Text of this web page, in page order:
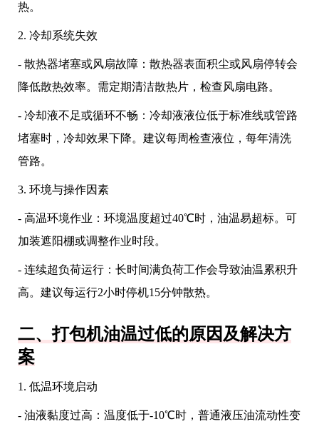
热。
2. 冷却系统失效
- 散热器堵塞或风扇故障：散热器表面积尘或风扇停转会
降低散热效率。需定期清洁散热片，检查风扇电路。
- 冷却液不足或循环不畅：冷却液液位低于标准线或管路
堵塞时，冷却效果下降。建议每周检查液位，每年清洗
管路。
3. 环境与操作因素
- 高温环境作业：环境温度超过40℃时，油温易超标。可
加装遮阳棚或调整作业时段。
- 连续超负荷运行：长时间满负荷工作会导致油温累积升
高。建议每运行2小时停机15分钟散热。
二、打包机油温过低的原因及解决方
案
1. 低温环境启动
- 油液黏度过高：温度低于-10℃时，普通液压油流动性变